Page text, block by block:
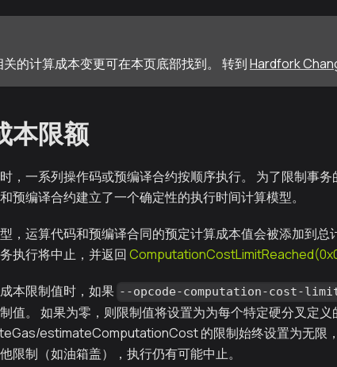
的计算成本变更可在本页底部找到。 转到Hardfork
本限额
，一系列操作码或预编译合约按顺序执行。 为了限制事
预编译合约建立了一个确定性的执行时间计算模型。
，运算代码和预编译合同的预定计算成本值会被添加到总
执行将中止，并返回
本限制值时，如果 --opcode-computation-cost-
值。 如果为零，则限制值将设置为为每个特定硬分叉定义
estimateComputationCost 的限制始终设置为无限
限制（如油箱盖），执行仍有可能中止。